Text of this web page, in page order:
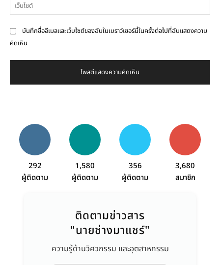
บันทึกชื่ออีเมลและเว็บไซต์ของฉันในเบราว์เซอร์นี้ในครั้งต่อไปที่ฉันแสดงความ
คิดเห็น
292
ผู้ติดตาม
1,580
ผู้ติดตาม
356
ผู้ติดตาม
3,680
สมาชิก
ติดตามข่าวสาร
"นายช่างมาแชร์"
ความรู้ด้านวิศวกรรม และอุตสาหกรรม